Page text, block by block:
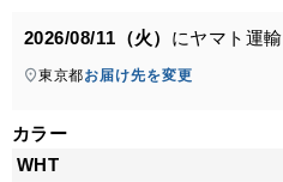
2026/08/11（火） にヤマト運輸
東京都お届け先を変更
カラー
WHT